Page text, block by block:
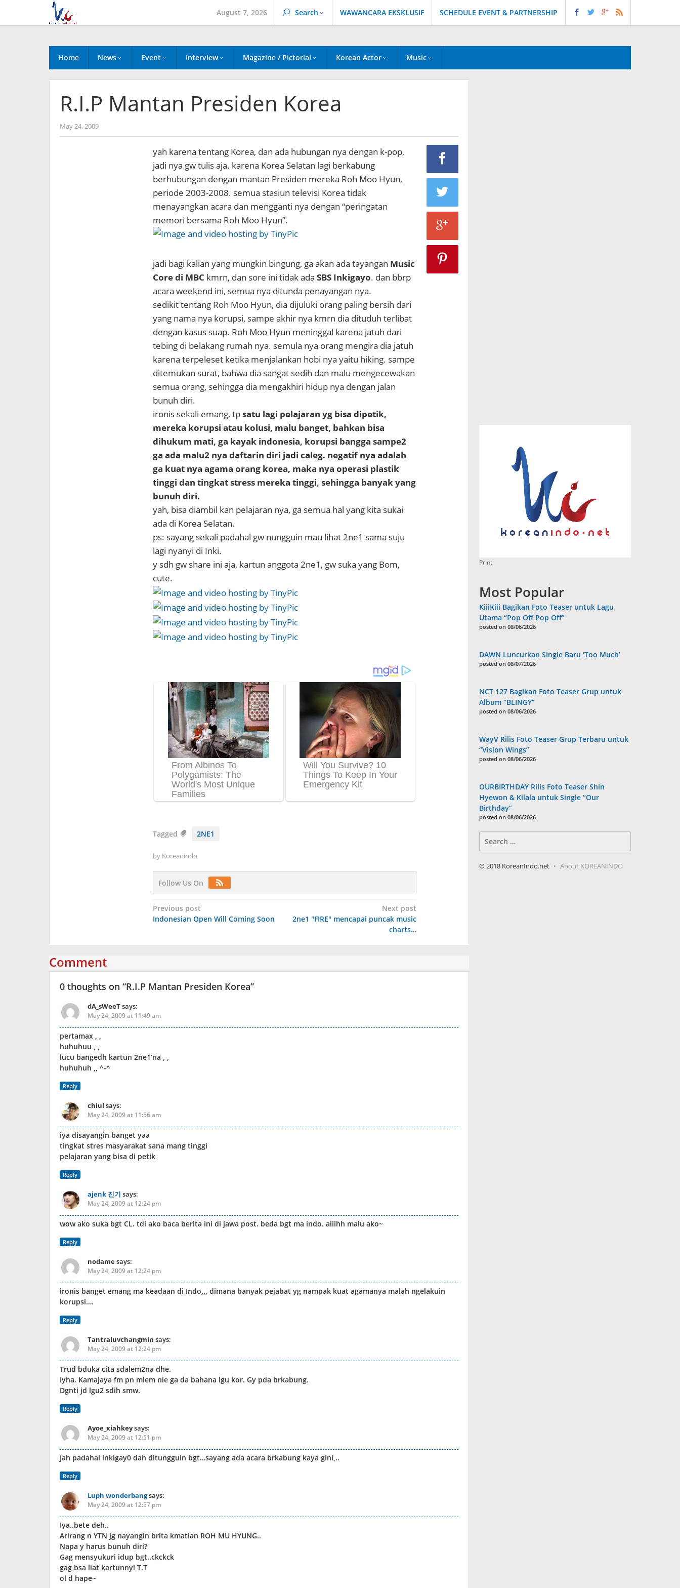
content
August 7, 2026 Search WAWANCARA EKSKLUSIF SCHEDULE EVENT & PARTNERSHIP
Home News Event Interview Magazine / Pictorial Korean Actor Music
R.I.P Mantan Presiden Korea
May 24, 2009by
Koreanindo
yah karena tentang Korea, dan ada hubungan nya dengan k-pop,
jadi nya gw tulis aja. karena Korea Selatan lagi berkabung
berhubungan dengan mantan Presiden mereka Roh Moo Hyun,
periode 2003-2008. semua stasiun televisi Korea tidak
menayangkan acara dan mengganti nya dengan “peringatan
memori bersama Roh Moo Hyun”.
jadi bagi kalian yang mungkin bingung, ga akan ada tayangan Music
Core di MBC kmrn, dan sore ini tidak ada SBS Inkigayo. dan bbrp
acara weekend ini, semua nya ditunda penayangan nya.
sedikit tentang Roh Moo Hyun, dia dijuluki orang paling bersih dari
yang nama nya korupsi, sampe akhir nya kmrn dia dituduh terlibat
dengan kasus suap. Roh Moo Hyun meninggal karena jatuh dari
tebing di belakang rumah nya. semula nya orang mengira dia jatuh
karena terpeleset ketika menjalankan hobi nya yaitu hiking. sampe
ditemukan surat, bahwa dia sangat sedih dan malu mengecewakan
semua orang, sehingga dia mengakhiri hidup nya dengan jalan
bunuh diri.
ironis sekali emang, tpsatu lagi pelajaran yg bisa dipetik,
mereka korupsi atau kolusi, malu banget, bahkan bisa
dihukum mati, ga kayak indonesia, korupsi bangga sampe2
ga ada malu2 nya daftarin diri jadi caleg. negatif nya adalah
ga kuat nya agama orang korea, maka nya operasi plastik
tinggi dan tingkat stress mereka tinggi, sehingga banyak yang
bunuh diri.
yah, bisa diambil kan pelajaran nya, ga semua hal yang kita sukai
ada di Korea Selatan.
ps: sayang sekali padahal gw nungguin mau lihat 2ne1 sama suju
lagi nyanyi di Inki.
y sdh gw share ini aja, kartun anggota 2ne1, gw suka yang Bom,
cute.
Tagged 2NE1
by Koreanindo
Follow Us On
Post
navigation
Previous post
Indonesian Open Will Coming Soon
Next post
2ne1 "FIRE" mencapai puncak music
charts…
Comment
0 thoughts on “R.I.P Mantan Presiden Korea”
dA_sWeeTsays:
May 24, 2009 at 11:49 am
pertamax , ,
huhuhuu , ,
lucu bangedh kartun 2ne1’na , ,
huhuhuh ,, ^-^
Reply
chiul says:
May 24, 2009 at 11:56 am
iya disayangin banget yaa
tingkat stres masyarakat sana mang tinggi
pelajaran yang bisa di petik
Reply
ajenk 진기 says:
May 24, 2009 at 12:24 pm
wow ako suka bgt CL. tdi ako baca berita ini di jawa post. beda bgt ma indo. aiiihh malu ako~
Reply
nodamesays:
May 24, 2009 at 12:24 pm
ironis banget emang ma keadaan di Indo,,, dimana banyak pejabat yg nampak kuat agamanya malah ngelakuin
korupsi….
Reply
Tantraluvchangmin says:
May 24, 2009 at 12:24 pm
Trud bduka cita sdalem2na dhe.
Iyha. Kamajaya fm pn mlem nie ga da bahana lgu kor. Gy pda brkabung.
Dgnti jd lgu2 sdih smw.
Reply
Ayoe_xiahkeysays:
May 24, 2009 at 12:51 pm
Jah padahal inkigay0 dah ditungguin bgt…sayang ada acara brkabung kaya gini,..
Reply
Luph wonderbangsays:
May 24, 2009 at 12:57 pm
Iya..bete deh..
Arirang n YTN jg nayangin brita kmatian ROH MU HYUNG..
Napa y harus bunuh diri?
Gag mensyukuri idup bgt..ckckck
gag bsa liat kartunny! T.T
ol d hape~
Print
Most Popular
KiiiKiii Bagikan Foto Teaser untuk Lagu
Utama “Pop Off Pop Off”
posted on 08/06/2026
DAWN Luncurkan Single Baru ‘Too Much’
posted on 08/07/2026
NCT 127 Bagikan Foto Teaser Grup untuk
Album “BLINGY”
posted on 08/06/2026
WayV Rilis Foto Teaser Grup Terbaru untuk
“Vision Wings”
posted on 08/06/2026
OURBIRTHDAY Rilis Foto Teaser Shin
Hyewon & Kilala untuk Single “Our
Birthday”
posted on 08/06/2026
for:
© 2018 KoreanIndo.net About KOREANINDO